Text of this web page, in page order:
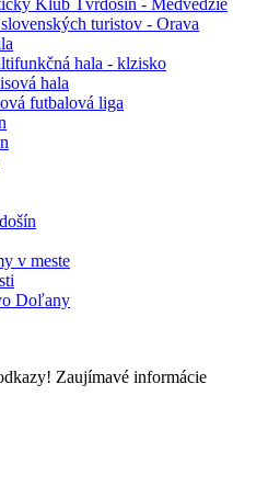
Klub Tvrdošín - Medvedzie
turistov - Orava
hala - klzisko
hala
futbalová liga
v meste
Doľany
Zaujímavé informácie